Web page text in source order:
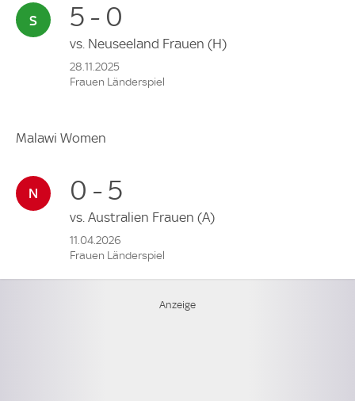
5 - 0
vs. Neuseeland Frauen (H)
28.11.2025
Frauen Länderspiel
Malawi Women
0 - 5
vs. Australien Frauen (A)
11.04.2026
Frauen Länderspiel